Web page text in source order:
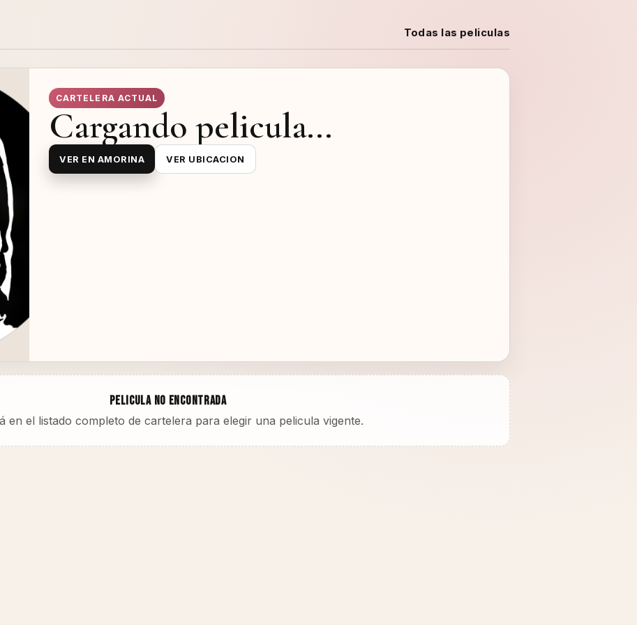
Todas las peliculas
CARTELERA ACTUAL
Cargando pelicula...
VER EN AMORINA VER UBICACION
PELICULA NO ENCONTRADA
en el listado completo de cartelera para elegir una pelicula vigente.